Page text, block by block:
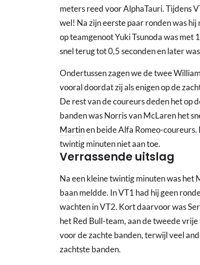
meters reed voor AlphaTauri. Tijdens
wel! Na zijn eerste paar ronden was
op teamgenoot Yuki Tsunoda was met
snel terug tot 0,5 seconden en later
Ondertussen zagen we de twee
vooral doordat zij als enigen op de
De rest van de coureurs deden het op
banden was Norris van McLaren het
Martinen beide Alfa Romeo-coureurs.
twintig minuten niet aan toe.
Verrassende uitslag
Na een kleine twintig minuten was het
baan meldde. In VT1 had hij geen
wachten in VT2. Kort daarvoor was
het Red Bull-team, aan de tweede
voor de zachte banden, terwijl veel
zachtste banden.